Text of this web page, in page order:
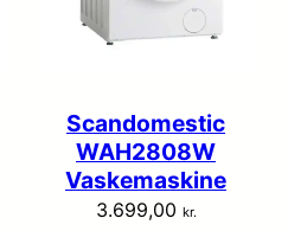
Scandomestic
WAH2808W
Vaskemaskine
3.699,00 kr.